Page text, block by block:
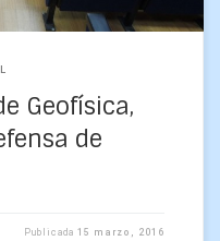
Geofísica,
de
Publicada15 marzo, 2016